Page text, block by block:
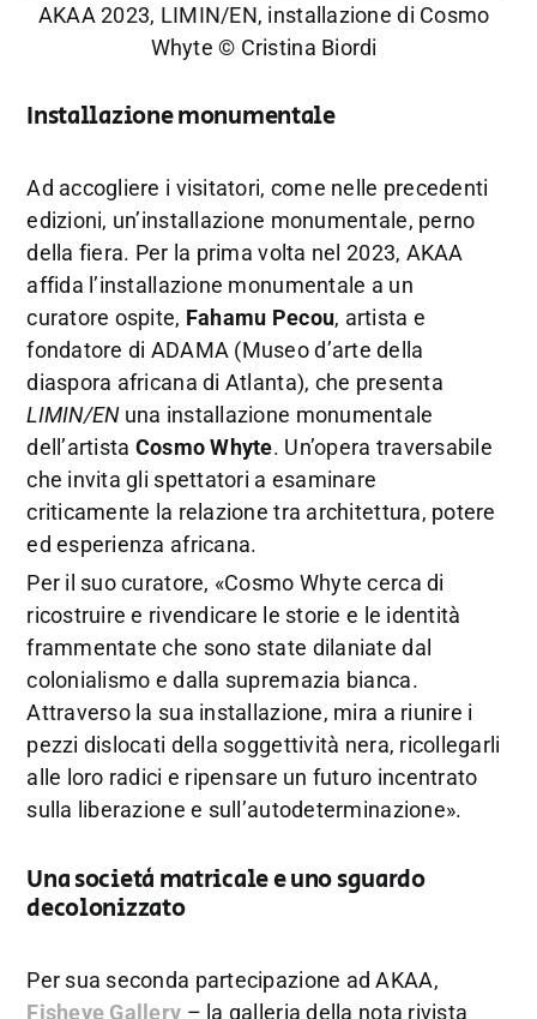
AKAA 2023, LIMIN/EN, installazione di Cosmo
Whyte © Cristina Biordi
Installazione monumentale
Ad accogliere i visitatori, come nelle precedenti
edizioni, un’installazione monumentale, perno
della fiera. Per la prima volta nel 2023, AKAA
affida l’installazione monumentale a un
curatore ospite, Fahamu Pecou, artista e
fondatore di ADAMA (Museo d’arte della
diaspora africana di Atlanta), che presenta
LIMIN/ENuna installazione monumentale
dell’artista Cosmo Whyte. Un’opera traversabile
che invita gli spettatori a esaminare
criticamente la relazione tra architettura, potere
ed esperienza africana.
Per il suo curatore, «Cosmo Whyte cerca di
ricostruire e rivendicare le storie e le identità
frammentate che sono state dilaniate dal
colonialismo e dalla supremazia bianca.
Attraverso la sua installazione, mira a riunire i
pezzi dislocati della soggettività nera, ricollegarli
alle loro radici e ripensare un futuro incentrato
sulla liberazione e sull’autodeterminazione».
Una società matricale e uno sguardo
decolonizzato
Per sua seconda partecipazione ad AKAA,
Fisheye Gallery – la galleria della nota rivista